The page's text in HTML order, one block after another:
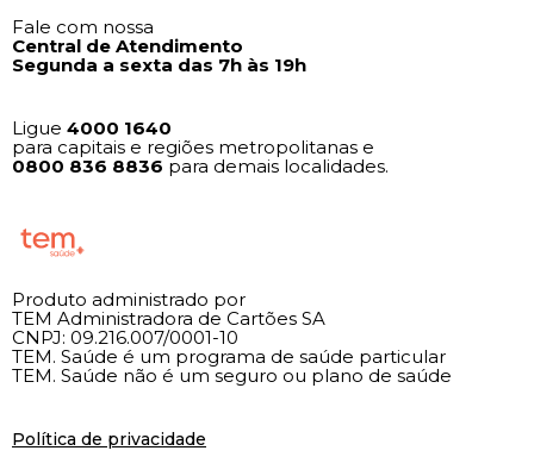
Fale com nossa
Central de Atendimento
Segunda a sexta das 7h às 19h
Ligue 4000 1640
para capitais e regiões metropolitanas e
0800 836 8836 para demais localidades.
Produto administrado por
TEM Administradora de Cartões SA
CNPJ: 09.216.007/0001-10
TEM. Saúde é um programa de saúde particular
TEM. Saúde não é um seguro ou plano de saúde
Política de privacidade